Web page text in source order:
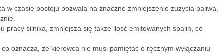
w czasie postoju pozwala na znaczne zmniejszenie zużycia paliwa,
pracy silnika, zmniejsza się także ilość emitowanych spalin, co
oznacza, że kierowca nie musi pamiętać o ręcznym wyłączaniu